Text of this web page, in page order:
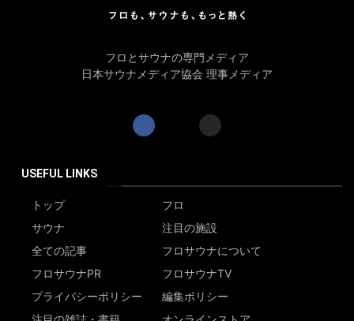
フロとサウナの専門メディア
日本サウナメディア協会 理事メディア
USEFUL LINKS
トップ
フロ
サウナ
注目の施設
全ての記事
フロサウナについて
フロサウナPR
フロサウナTV
プライバシーポリシー
編集ポリシー